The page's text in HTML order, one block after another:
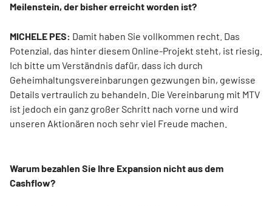
Meilenstein, der bisher erreicht worden ist?
MICHELE PES: Damit haben Sie vollkommen recht. Das
Potenzial, das hinter diesem Online-Projekt steht, ist riesig.
Ich bitte um Verständnis dafür, dass ich durch
Geheimhaltungsvereinbarungen gezwungen bin, gewisse
Details vertraulich zu behandeln. Die Vereinbarung mit MTV
ist jedoch ein ganz großer Schritt nach vorne und wird
unseren Aktionären noch sehr viel Freude machen.
Warum bezahlen Sie Ihre Expansion nicht aus dem
Cashflow?